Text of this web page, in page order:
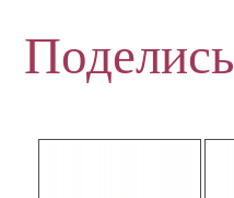
Поделись